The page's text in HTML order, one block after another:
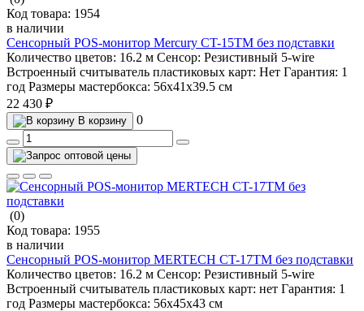
Код товара: 1954
в наличии
Сенсорный POS-монитор Mercury CT-15ТM без подставки
Количество цветов: 16.2 м Сенсор: Резистивный 5-wire
Встроенный считыватель пластиковых карт: Нет Гарантия: 1
год Размеры мастербокса: 56х41х39.5 см
22 430 ₽
В корзину 0
(0)
Код товара: 1955
в наличии
Сенсорный POS-монитор MERTECH CT-17ТM без подставки
Количество цветов: 16.2 м Сенсор: Резистивный 5-wire
Встроенный считыватель пластиковых карт: нет Гарантия: 1
год Размеры мастербокса: 56х45х43 см